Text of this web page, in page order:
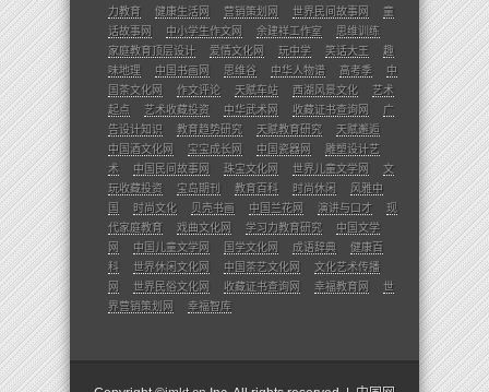
力教育
健康生活网 营销策划网 世界民间故事网
童
话故事网
中小学生作文网 余建祥工作室
思维训练
家庭教育顶层设计
爱情文化网 玩中学 笑话大王
趣
味地理
中国书画网 思维谷 中华人物谱 高考季
中
国茶文化网
作文评论 天赋车站 西湖风景文化
艺术
起点
艺术收藏投资 中华武术网 收藏证书查询网
广
告设计知识
教育趋势研究 天赋教育研究
天赋邂逅
中国酒文化网
宝宝成长网 中国瓷器网
雕塑设计艺
术
中国民间故事网 珠宝文化网 世界儿童文学网
文
玩收藏投资
宝岛期刊 教育百科 时尚休闲
风雅中
国
时尚文化 贝壳书画 中国兰花网 演讲与口才
现
代家庭教育
戏曲文化网 学习力教育研究
中国文学
网
中国儿童文学网 国学文化网 成语辞典
健康百
科
世界休闲文化网 中国茶艺文化网
文化艺术传播
网
世界民俗文化网 收藏证书查询网 幸福教育网
世
界营销策划网
幸福智库